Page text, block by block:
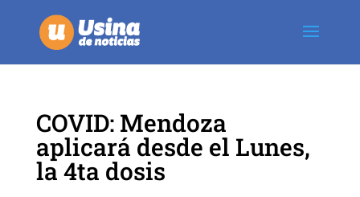
COVID: Mendoza
aplicará desde el Lunes,
la 4ta dosis